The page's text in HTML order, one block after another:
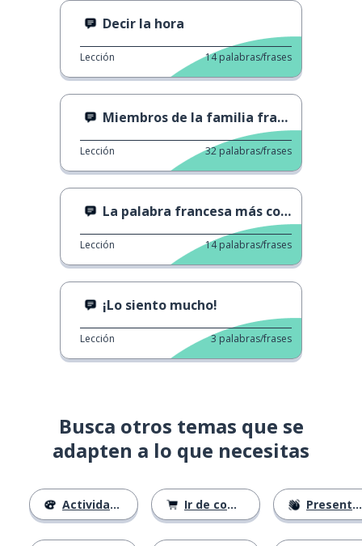
Decir la hora
Lección 14 palabras/frases
Miembros de la familia francesa se presentan
Lección 32 palabras/frases
La palabra francesa más complicada
Lección 14 palabras/frases
¡Lo siento mucho!
Lección 3 palabras/frases
Busca otros temas que se
adapten a lo que necesitas
Actividades Ir de compras Presentándose